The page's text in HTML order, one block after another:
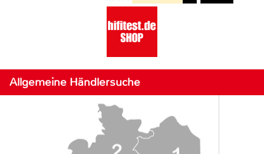
Allgemeine Händlersuche